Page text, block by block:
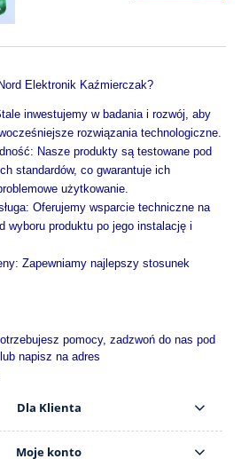
Elektronik Kaźmierczak?
inwestujemy w badania i rozwój, aby
rozwiązania technologiczne.
Nasze produkty są testowane pod
standardów, co gwarantuje ich
użytkowanie.
Oferujemy wsparcie techniczne na
wyboru produktu po jego instalację i
Zapewniamy najlepszy stosunek
pomocy, zadzwoń do nas pod
napisz na adres
Dla Klienta
Moje konto